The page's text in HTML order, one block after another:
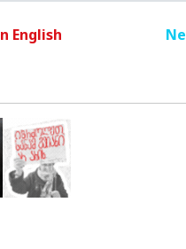
English